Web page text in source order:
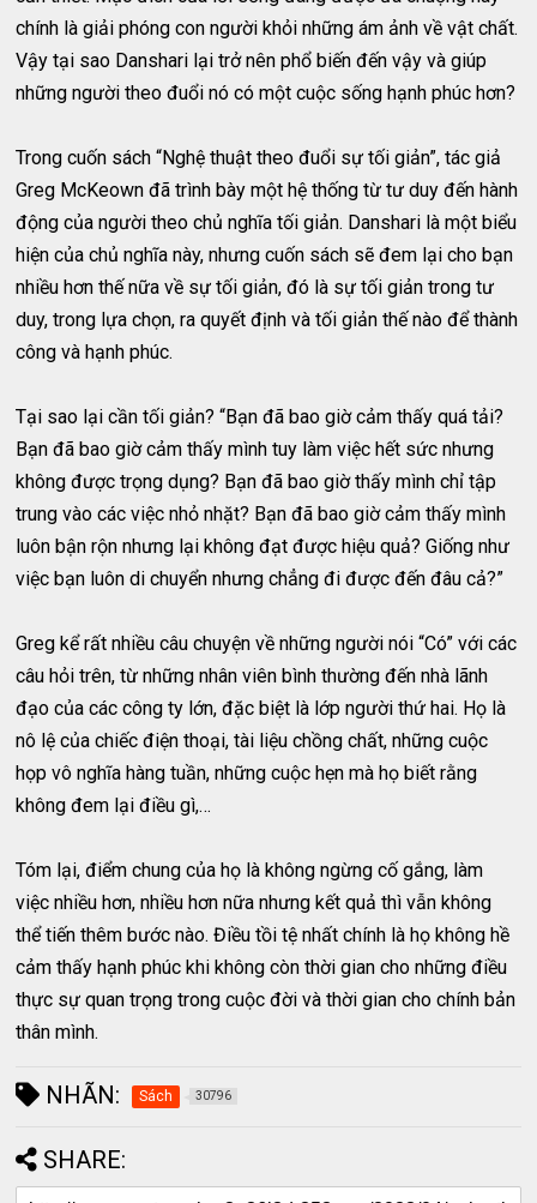
chính là giải phóng con người khỏi những ám ảnh về vật chất.
Vậy tại sao Danshari lại trở nên phổ biến đến vậy và giúp
những người theo đuổi nó có một cuộc sống hạnh phúc hơn?
Trong cuốn sách “Nghệ thuật theo đuổi sự tối giản”, tác giả
Greg McKeown đã trình bày một hệ thống từ tư duy đến hành
động của người theo chủ nghĩa tối giản. Danshari là một biểu
hiện của chủ nghĩa này, nhưng cuốn sách sẽ đem lại cho bạn
nhiều hơn thế nữa về sự tối giản, đó là sự tối giản trong tư
duy, trong lựa chọn, ra quyết định và tối giản thế nào để thành
công và hạnh phúc.
Tại sao lại cần tối giản? “Bạn đã bao giờ cảm thấy quá tải?
Bạn đã bao giờ cảm thấy mình tuy làm việc hết sức nhưng
không được trọng dụng? Bạn đã bao giờ thấy mình chỉ tập
trung vào các việc nhỏ nhặt? Bạn đã bao giờ cảm thấy mình
luôn bận rộn nhưng lại không đạt được hiệu quả? Giống như
việc bạn luôn di chuyển nhưng chẳng đi được đến đâu cả?”
Greg kể rất nhiều câu chuyện về những người nói “Có” với các
câu hỏi trên, từ những nhân viên bình thường đến nhà lãnh
đạo của các công ty lớn, đặc biệt là lớp người thứ hai. Họ là
nô lệ của chiếc điện thoại, tài liệu chồng chất, những cuộc
họp vô nghĩa hàng tuần, những cuộc hẹn mà họ biết rằng
không đem lại điều gì,…
Tóm lại, điểm chung của họ là không ngừng cố gắng, làm
việc nhiều hơn, nhiều hơn nữa nhưng kết quả thì vẫn không
thể tiến thêm bước nào. Điều tồi tệ nhất chính là họ không hề
cảm thấy hạnh phúc khi không còn thời gian cho những điều
thực sự quan trọng trong cuộc đời và thời gian cho chính bản
thân mình.
NHÃN: Sách 30796
SHARE: